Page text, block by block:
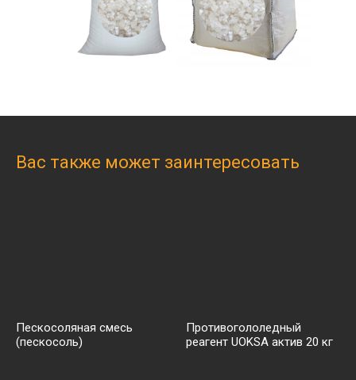
Вас также может заинтересовать
Пескосоляная смесь
(пескосоль)
Противогололедный
реагент UOKSA актив 20 кг